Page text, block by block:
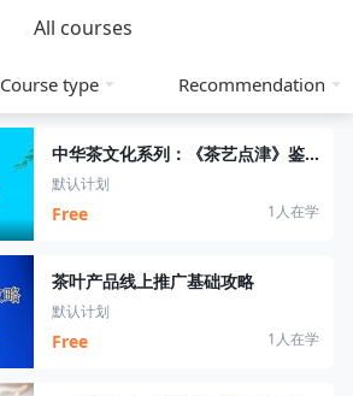
All courses
Course type Recommendation
中华茶文化系列：《茶艺点津》鉴赏
默认计划
Free 1人在学
茶叶产品线上推广基础攻略
默认计划
Free 1人在学